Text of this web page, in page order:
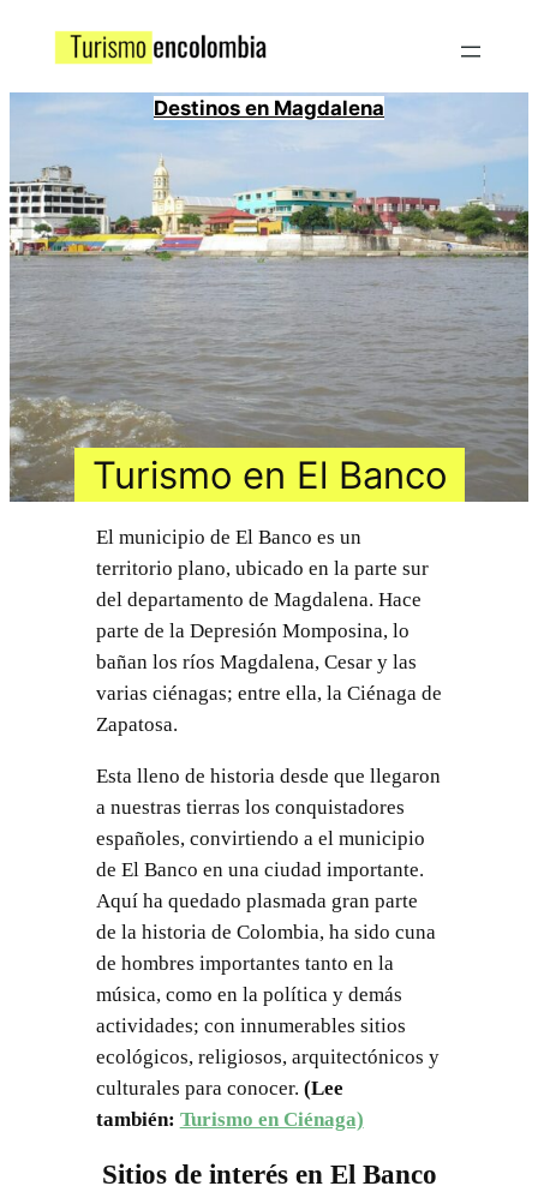
Destinos en Magdalena
Turismo en El Banco
El municipio de El Banco es un
territorio plano, ubicado en la parte sur
del departamento de Magdalena. Hace
parte de la Depresión Momposina, lo
bañan los ríos Magdalena, Cesar y las
varias ciénagas; entre ella, la Ciénaga de
Zapatosa.
Esta lleno de historia desde que llegaron
a nuestras tierras los conquistadores
españoles, convirtiendo a el municipio
de El Banco en una ciudad importante.
Aquí ha quedado plasmada gran parte
de la historia de Colombia, ha sido cuna
de hombres importantes tanto en la
música, como en la política y demás
actividades; con innumerables sitios
ecológicos, religiosos, arquitectónicos y
culturales para conocer. (Lee
también: Turismo en Ciénaga)
Sitios de interés en El Banco